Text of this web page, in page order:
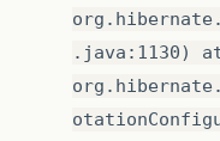
.java:1130)